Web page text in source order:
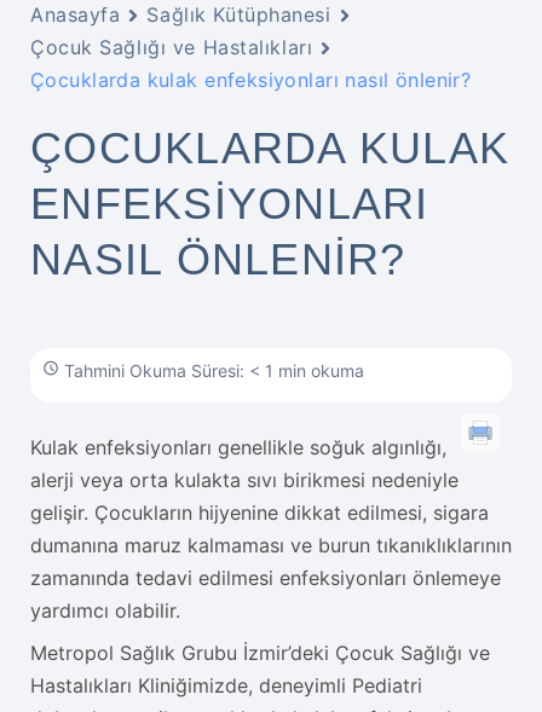
Anasayfa
Sağlık Kütüphanesi
Çocuk Sağlığı ve Hastalıkları
Çocuklarda kulak enfeksiyonları nasıl önlenir?
ÇOCUKLARDA KULAK
ENFEKSIYONLARI
NASIL ÖNLENIR?
Tahmini Okuma Süresi: < 1 min okuma
Kulak enfeksiyonları genellikle soğuk algınlığı,
alerji veya orta kulakta sıvı birikmesi nedeniyle
gelişir. Çocukların hijyenine dikkat edilmesi, sigara
dumanına maruz kalmaması ve burun tıkanıklıklarının
zamanında tedavi edilmesi enfeksiyonları önlemeye
yardımcı olabilir.
Metropol Sağlık Grubu İzmir’deki Çocuk Sağlığı ve
Hastalıkları Kliniğimizde, deneyimli Pediatri